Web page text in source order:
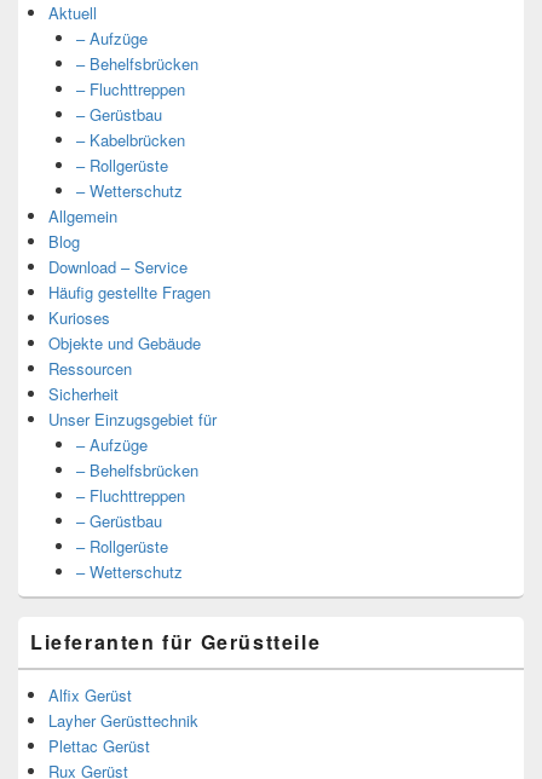
Aktuell
– Aufzüge
– Behelfsbrücken
– Fluchttreppen
– Gerüstbau
– Kabelbrücken
– Rollgerüste
– Wetterschutz
Allgemein
Blog
Download – Service
Häufig gestellte Fragen
Kurioses
Objekte und Gebäude
Ressourcen
Sicherheit
Unser Einzugsgebiet für
– Aufzüge
– Behelfsbrücken
– Fluchttreppen
– Gerüstbau
– Rollgerüste
– Wetterschutz
Lieferanten für Gerüstteile
Alfix Gerüst
Layher Gerüsttechnik
Plettac Gerüst
Rux Gerüst